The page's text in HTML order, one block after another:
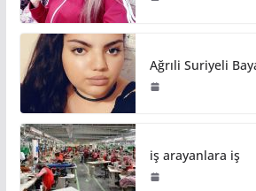
Ağrıli Suriyeli
iş arayanlara iş